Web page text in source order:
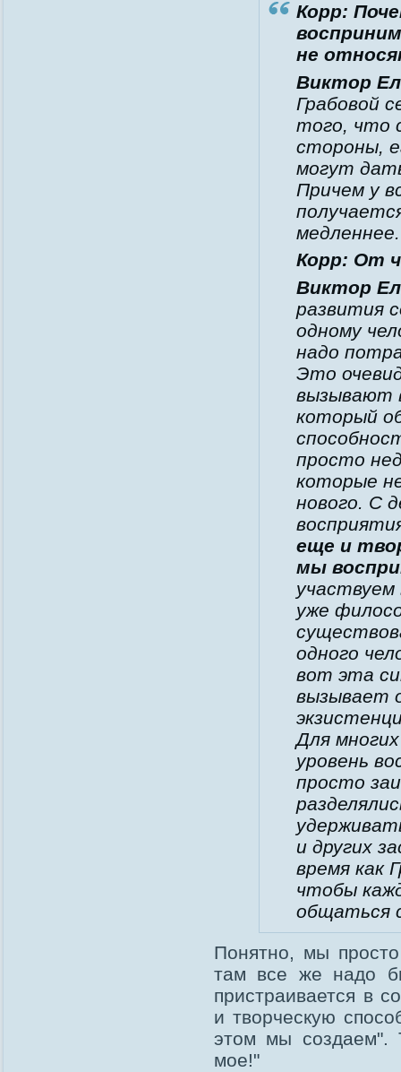
Корр:
не
Виктор
Грабовой
того, что
стороны,
могут
Причем у
медленнее.
Корр: От
Виктор
развития
одному
надо
Это
вызывают
который
просто
которые
нового. С
еще и
мы
уже
одного
вот эта
вызывает
Для
уровень
просто
и других
время как
чтобы
общаться
Понятно, мы
там все же надо
пристраивается в
и творческую
этом мы создаем".
мое!"